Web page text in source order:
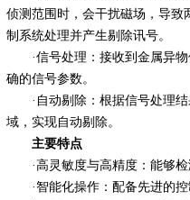
侦测范围时，会干扰磁场，导致
制系统处理并产生剔除讯号。
·信号处理：接收到金属异
确的信号参数。
·自动剔除：根据信号处理
域，实现自动剔除。
主要特点
·高灵敏度与高精度：能够
·智能化操作：配备先进的